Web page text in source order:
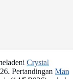
Crystal
Pertandingan Man